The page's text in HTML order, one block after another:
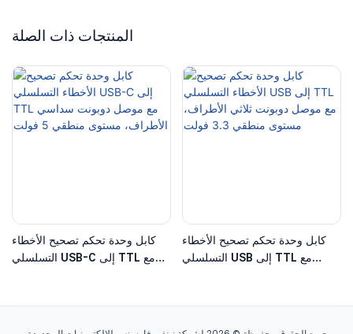
المنتجات ذات الصلة
كابل وحدة تحكم تصحيح الأخطاء
التسلسلي USB-C إلى TTL مع
كابل وحدة تحكم تصحيح الأخطاء
التسلسلي USB إلى TTL مع